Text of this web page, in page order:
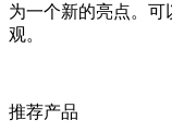
为一个新的亮点。
观。
推荐产品